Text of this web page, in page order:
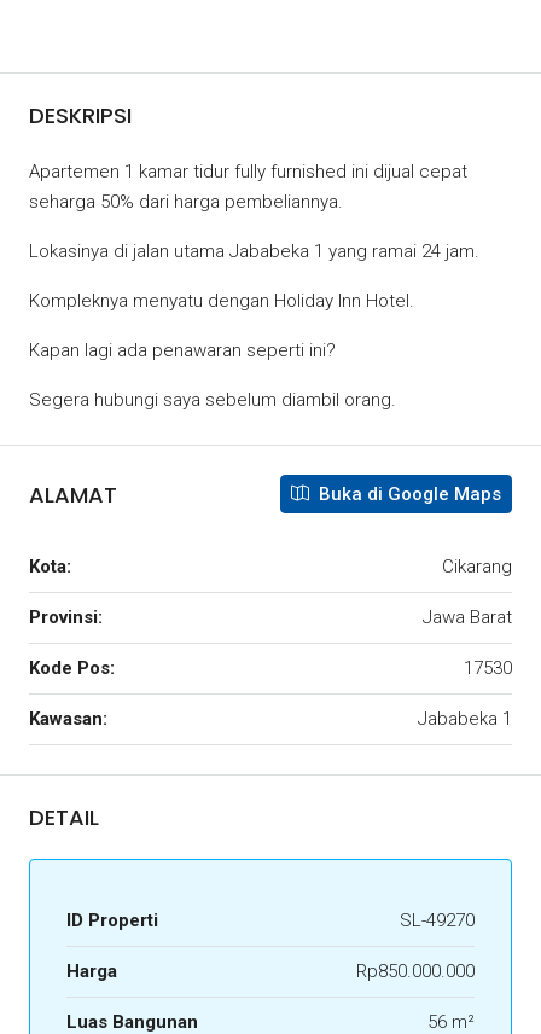
DESKRIPSI
Apartemen 1 kamar tidur fully furnished ini dijual cepat
seharga 50% dari harga pembeliannya.
Lokasinya di jalan utama Jababeka 1 yang ramai 24 jam.
Kompleknya menyatu dengan Holiday Inn Hotel.
Kapan lagi ada penawaran seperti ini?
Segera hubungi saya sebelum diambil orang.
ALAMAT Buka di Google Maps
Kota: Cikarang
Provinsi: Jawa Barat
Kode Pos: 17530
Kawasan: Jababeka 1
DETAIL
ID Properti SL-49270
Harga Rp850.000.000
Luas Bangunan 56 m²